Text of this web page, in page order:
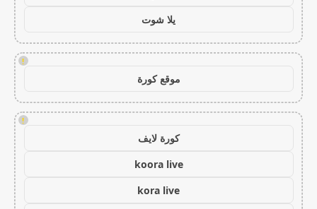
يلا شوت
!
موقع كورة
!
كورة لايف
koora live
kora live